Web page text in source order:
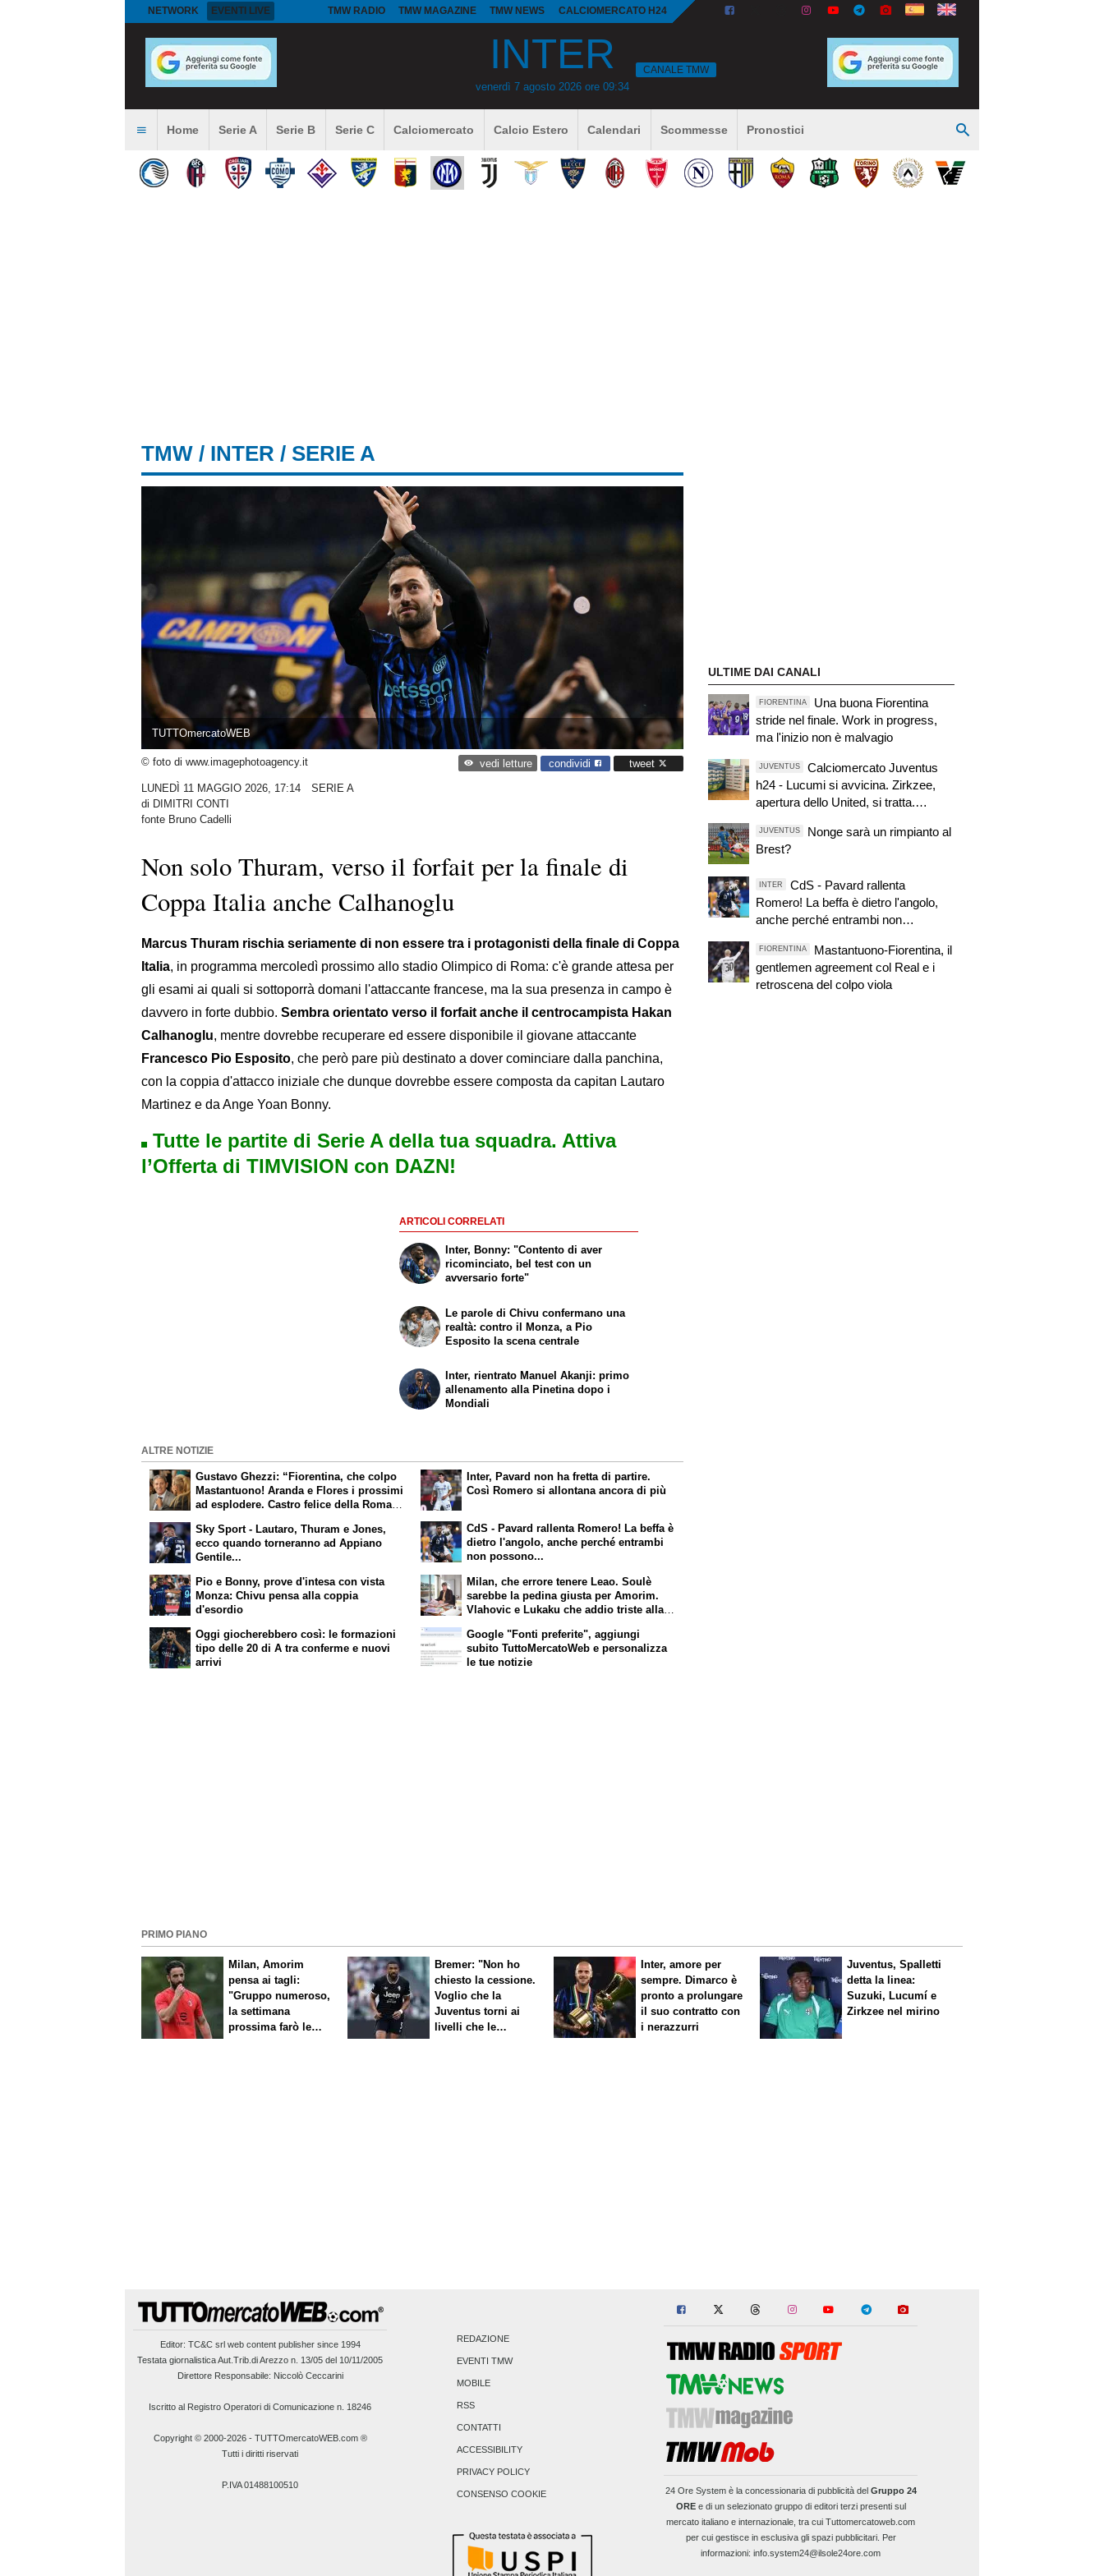
NETWORK EVENTI LIVE TMW RADIO TMW MAGAZINE TMW NEWS CALCIOMERCATO H24
INTER
venerdì 7 agosto 2026 ore 09:34
CANALE TMW
Home Serie A Serie B Serie C Calciomercato Calcio Estero Calendari Scommesse Pronostici
TMW / INTER / SERIE A
TUTTOmercatoWEB
© foto di www.imagephotoagency.it vedi letture condividi tweet
LUNEDÌ 11 MAGGIO 2026, 17:14
SERIE A
di DIMITRI CONTI
fonte Bruno Cadelli
Non solo Thuram, verso il forfait per la finale di
Coppa Italia anche Calhanoglu
Marcus Thuram rischia seriamente di non essere tra i protagonisti della finale di Coppa
Italia, in programma mercoledì prossimo allo stadio Olimpico di Roma: c'è grande attesa per
gli esami ai quali si sottoporrà domani l'attaccante francese, ma la sua presenza in campo è
davvero in forte dubbio. Sembra orientato verso il forfait anche il centrocampista Hakan
Calhanoglu, mentre dovrebbe recuperare ed essere disponibile il giovane attaccante
Francesco Pio Esposito, che però pare più destinato a dover cominciare dalla panchina,
con la coppia d'attacco iniziale che dunque dovrebbe essere composta da capitan Lautaro
Martinez e da Ange Yoan Bonny.
Tutte le partite di Serie A della tua squadra. Attiva
l’Offerta di TIMVISION con DAZN!
ARTICOLI CORRELATI
Inter, Bonny: "Contento di aver
ricominciato, bel test con un
avversario forte"
Le parole di Chivu confermano una
realtà: contro il Monza, a Pio
Esposito la scena centrale
Inter, rientrato Manuel Akanji: primo
allenamento alla Pinetina dopo i
Mondiali
ALTRE NOTIZIE
Gustavo Ghezzi: “Fiorentina, che colpo
Mastantuono! Aranda e Flores i prossimi
ad esplodere. Castro felice della Roma e
Sky Sport - Lautaro, Thuram e Jones,
ecco quando torneranno ad Appiano
Gentile...
Inter, Pavard non ha fretta di partire.
Così Romero si allontana ancora di più
CdS - Pavard rallenta Romero! La beffa è
dietro l'angolo, anche perché entrambi
non possono...
Pio e Bonny, prove d'intesa con vista
Monza: Chivu pensa alla coppia
d'esordio
Oggi giocherebbero così: le formazioni
tipo delle 20 di A tra conferme e nuovi
arrivi
Milan, che errore tenere Leao. Soulè
sarebbe la pedina giusta per Amorim.
Vlahovic e Lukaku che addio triste alla
dell’Inter. Cosa chiedo a Zola
Google "Fonti preferite", aggiungi
subito TuttoMercatoWeb e personalizza
le tue notizie
ULTIME DAI CANALI
FIORENTINA
Una buona Fiorentina
stride nel finale. Work in progress,
ma l'inizio non è malvagio
JUVENTUS
Calciomercato Juventus
h24 - Lucumi si avvicina. Zirkzee,
apertura dello United, si tratta.
JUVENTUS
Nonge sarà un rimpianto al
Brest?
INTER
CdS - Pavard rallenta
Romero! La beffa è dietro l'angolo,
anche perché entrambi non
FIORENTINA
Mastantuono-Fiorentina, il
gentlemen agreement col Real e i
retroscena del colpo viola
PRIMO PIANO
Milan, Amorim
pensa ai tagli:
"Gruppo numeroso,
la settimana
prossima farò le
Bremer: "Non ho
chiesto la cessione.
Voglio che la
Juventus torni ai
livelli che le
Inter, amore per
sempre. Dimarco è
pronto a prolungare
il suo contratto con
i nerazzurri
Juventus, Spalletti
detta la linea:
Suzuki, Lucumí e
Zirkzee nel mirino
Editor: TC&C srl web content publisher since 1994
Testata giornalistica Aut.Trib.di Arezzo n. 13/05 del 10/11/2005
Direttore Responsabile: Niccolò Ceccarini
Iscritto al Registro Operatori di Comunicazione n. 18246
Copyright © 2000-2026- TUTTOmercatoWEB.com ®
Tutti i diritti riservati
P.IVA 01488100510
REDAZIONE
EVENTI TMW
MOBILE
RSS
CONTATTI
ACCESSIBILITY
PRIVACY POLICY
CONSENSO COOKIE 24 Ore Systemè la concessionaria di pubblicità del Gruppo 24
OREe di un selezionato gruppo di editori terzi presenti sul
mercato italiano e internazionale, tra cui Tuttomercatoweb.com
per cui gestisce in esclusiva gli spazi pubblicitari. Per
informazioni: info.system24@ilsole24ore.com